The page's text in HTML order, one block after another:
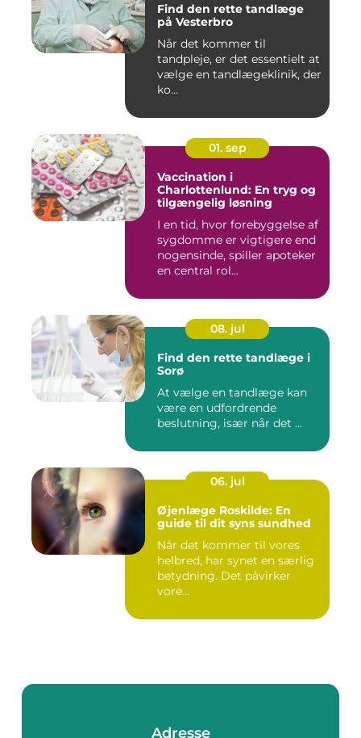
Find den rette tandlæge
på Vesterbro
Når det kommer til
tandpleje, er det essentielt at
vælge en tandlægeklinik, der
ko...
01. sep
Vaccination i
Charlottenlund: En tryg og
tilgængelig løsning
I en tid, hvor forebyggelse af
sygdomme er vigtigere end
nogensinde, spiller apoteker
en central rol...
08. jul
Find den rette tandlæge i
Sorø
At vælge en tandlæge kan
være en udfordrende
beslutning, især når det ...
06. jul
Øjenlæge Roskilde: En
guide til dit syns sundhed
Når det kommer til vores
helbred, har synet en særlig
betydning. Det påvirker
vore...
Adresse